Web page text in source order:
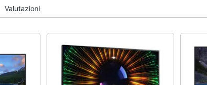
Valutazioni